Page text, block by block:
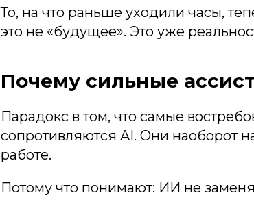
То, на что раньше уходили часы,
это не «будущее». Это уже
Почему сильные
Парадокс в том, что самые
сопротивляются AI. Они наоборот
работе.
Потому что понимают: ИИ не